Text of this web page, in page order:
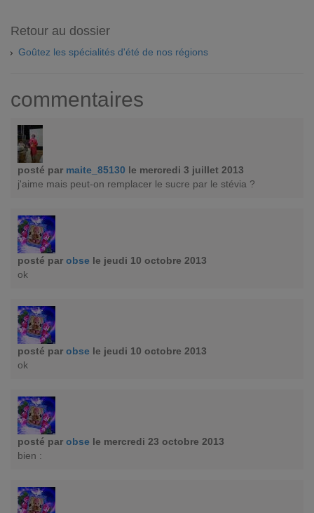
Retour au dossier
Goûtez les spécialités d'été de nos régions
commentaires
posté par maite_85130 le mercredi 3 juillet 2013
j'aime mais peut-on remplacer le sucre par le stévia ?
posté par obse le jeudi 10 octobre 2013
ok
posté par obse le jeudi 10 octobre 2013
ok
posté par obse le mercredi 23 octobre 2013
bien :